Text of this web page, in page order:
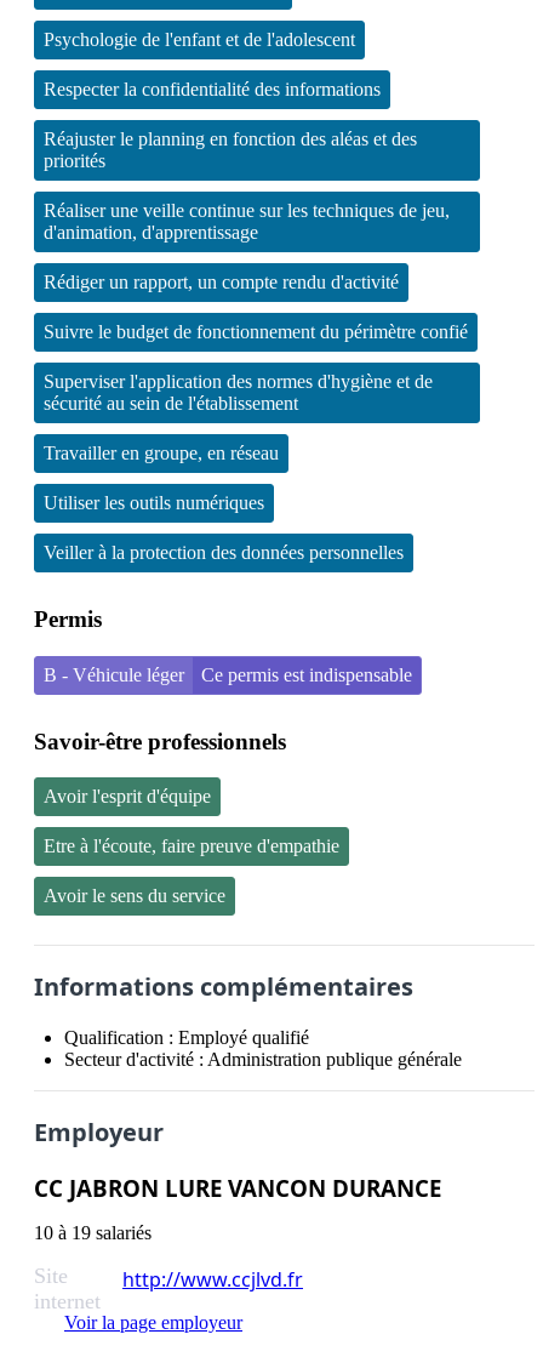
Psychologie de l'enfant et de l'adolescent
Respecter la confidentialité des informations
Réajuster le planning en fonction des aléas et des
priorités
Réaliser une veille continue sur les techniques de jeu,
d'animation, d'apprentissage
Rédiger un rapport, un compte rendu d'activité
Suivre le budget de fonctionnement du périmètre confié
Superviser l'application des normes d'hygiène et de
sécurité au sein de l'établissement
Travailler en groupe, en réseau
Utiliser les outils numériques
Veiller à la protection des données personnelles
Permis
B - Véhicule léger Ce permis est indispensable
Savoir-être professionnels
Avoir l'esprit d'équipe
Etre à l'écoute, faire preuve d'empathie
Avoir le sens du service
Informations complémentaires
Qualification : Employé qualifié
Secteur d'activité : Administration publique générale
Employeur
CC JABRON LURE VANCON DURANCE
10 à 19 salariés
Site
internet
http://www.ccjlvd.fr
Voir la page employeur